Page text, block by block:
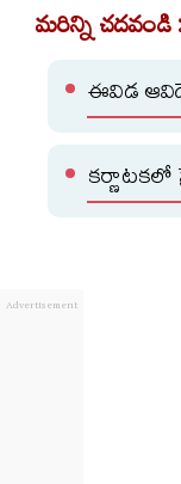
మరిన్ని చదవండి
ఈవిడ
కర్ణాటకలో